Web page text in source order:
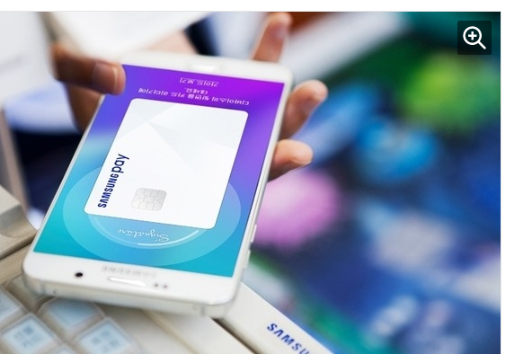
주가 부양 '총력전'
9 코스피 급등에 매수 사이드카 발동
10 한은 금 매입 나섰지만…개인투자자
는 금 투자 '외면'